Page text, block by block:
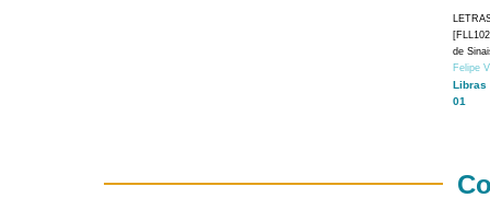
de
Felipe
Libras
01